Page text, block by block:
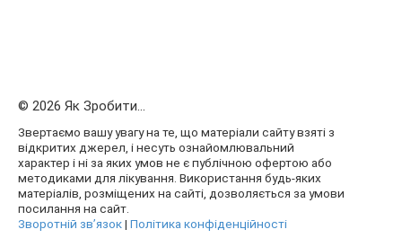
© 2026 Як Зробити...
Звертаємо вашу увагу на те, що матеріали сайту взяті з
відкритих джерел, і несуть ознайомлювальний
характер і ні за яких умов не є публічною офертою або
методиками для лікування. Використання будь-яких
матеріалів, розміщених на сайті, дозволяється за умови
посилання на сайт.
Зворотній зв’язок| Політика конфіденційності